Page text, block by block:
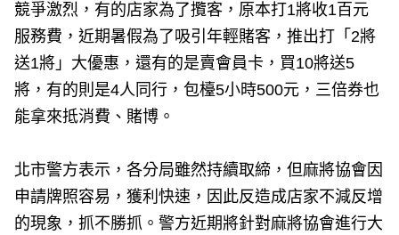
競爭激烈，有的店家為了攬客，原本打1將收1百元
服務費，近期暑假為了吸引年輕賭客，推出打「2將
送1將」大優惠，還有的是賣會員卡，買10將送5
將，有的則是4人同行，包檯5小時500元，三倍券也
能拿來抵消費、賭博。
北市警方表示，各分局雖然持續取締，但麻將協會因
申請牌照容易，獲利快速，因此反造成店家不減反增
的現象，抓不勝抓。警方近期將針對麻將協會進行大